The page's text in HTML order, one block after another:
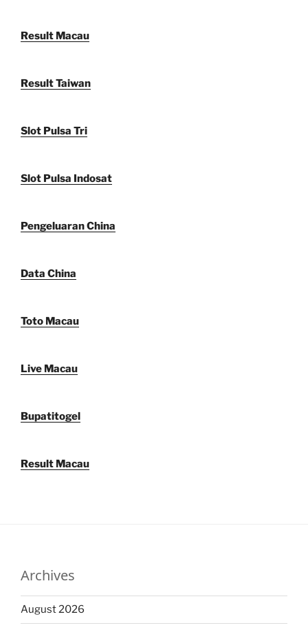
Result Macau
Result Taiwan
Slot Pulsa Tri
Slot Pulsa Indosat
Pengeluaran China
Data China
Toto Macau
Live Macau
Bupatitogel
Result Macau
Archives
August 2026